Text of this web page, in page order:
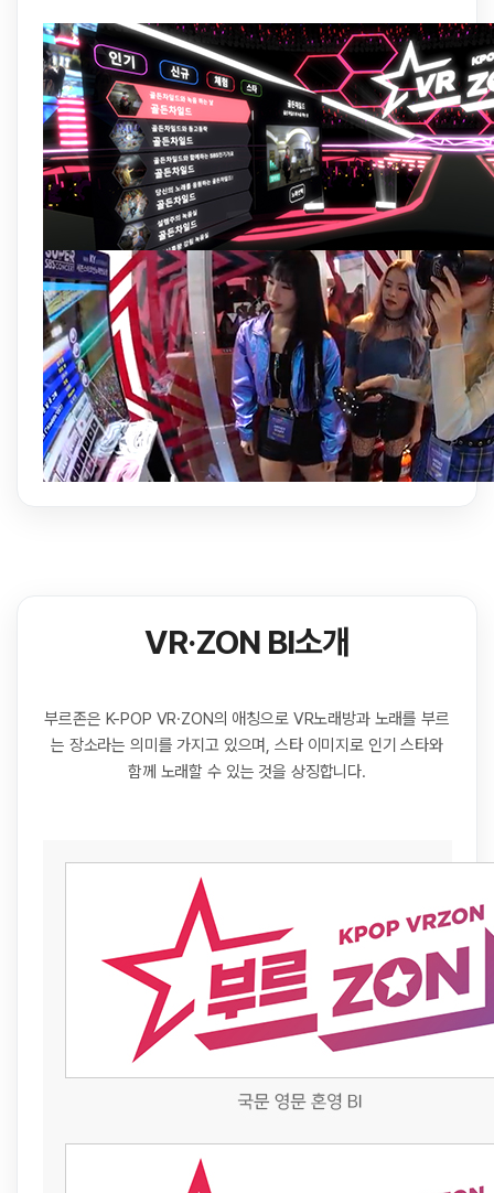
VR·ZON BI소개
부르존은 K-POP VR·ZON의 애칭으로 VR노래방과 노래를 부르
는 장소라는 의미를 가지고 있으며, 스타 이미지로 인기 스타와
함께 노래할 수 있는 것을 상징합니다.